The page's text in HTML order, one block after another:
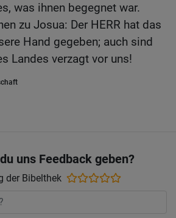
was ihnen begegnet war.
zu Josua: Der HERR hat das
Hand gegeben; auch sind
Landes verzagt vor uns!
uns Feedback geben?
der Bibelthek